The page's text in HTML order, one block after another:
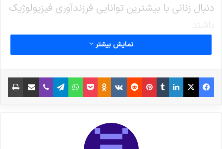
دنبال زنانی با بیشترین توانایی فرزندآوری فیزیولوژیک
باشند
نوشته های مشابه
6 نکته‌ی مهم برای گرفتن عکس‌های
خداحافظی زود هنگام بازیکن تیم
نمایش بیشتر
فیس بوک X لینکدین
‫تامبلر‫پین‌ترست
‫رددیت‫VKontakte
‫Odnoklassniki
پاکتواتس آپ تلگراموایبر اشتراک گذاری از طریق ایمیل